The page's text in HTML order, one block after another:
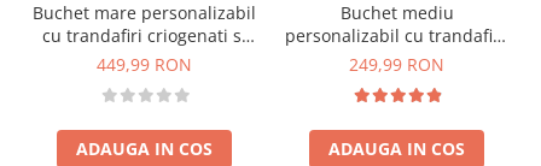
Buchet mare personalizabil
cu trandafiri criogenati si
flori naturale uscate si
449,99 RON
ADAUGA IN COS
Buchet mediu
personalizabil cu trandafiri,
bumbac si plante uscate si
249,99 RON
ADAUGA IN COS